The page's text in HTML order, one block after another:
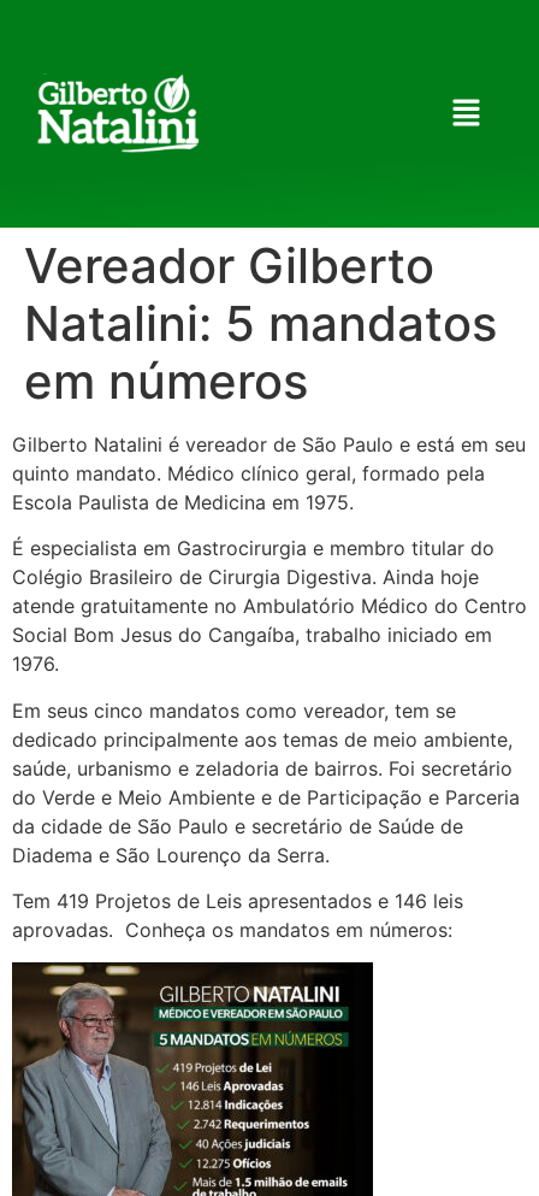
Vereador Gilberto
Natalini: 5 mandatos
em números
Gilberto Natalini é vereador de São Paulo e está em seu
quinto mandato. Médico clínico geral, formado pela
Escola Paulista de Medicina em 1975.
É especialista em Gastrocirurgia e membro titular do
Colégio Brasileiro de Cirurgia Digestiva. Ainda hoje
atende gratuitamente no Ambulatório Médico do Centro
Social Bom Jesus do Cangaíba, trabalho iniciado em
1976.
Em seus cinco mandatos como vereador, tem se
dedicado principalmente aos temas de meio ambiente,
saúde, urbanismo e zeladoria de bairros. Foi secretário
do Verde e Meio Ambiente e de Participação e Parceria
da cidade de São Paulo e secretário de Saúde de
Diadema e São Lourenço da Serra.
Tem 419 Projetos de Leis apresentados e 146 leis
aprovadas. Conheça os mandatos em números: